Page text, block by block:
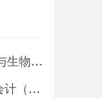
施细则
名单公示